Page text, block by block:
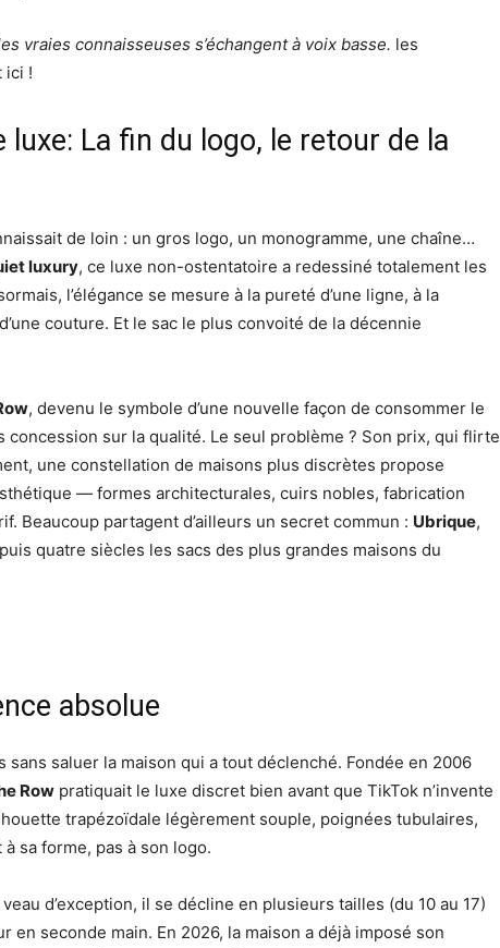
vraies connaisseuses s’échangent à voix basse. les
ici !
La fin du logo, le retour de la
de loin : un gros logo, un monogramme, une chaîne…
luxury, ce luxe non-ostentatoire a redessiné totalement les
l’élégance se mesure à la pureté d’une ligne, à la
couture. Et le sac le plus convoité de la décennie
, devenu le symbole d’une nouvelle façon de consommer le
concession sur la qualité. Le seul problème ? Son prix, qui flirte
une constellation de maisons plus discrètes propose
— formes architecturales, cuirs nobles, fabrication
Beaucoup partagent d’ailleurs un secret commun : Ubrique,
quatre siècles les sacs des plus grandes maisons du
absolue
sans saluer la maison qui a tout déclenché. Fondée en 2006
Row pratiquait le luxe discret bien avant que TikTok n’invente
trapézoïdale légèrement souple, poignées tubulaires,
sa forme, pas à son logo.
d’exception, il se décline en plusieurs tailles (du 10 au 17)
en seconde main. En 2026, la maison a déjà imposé son